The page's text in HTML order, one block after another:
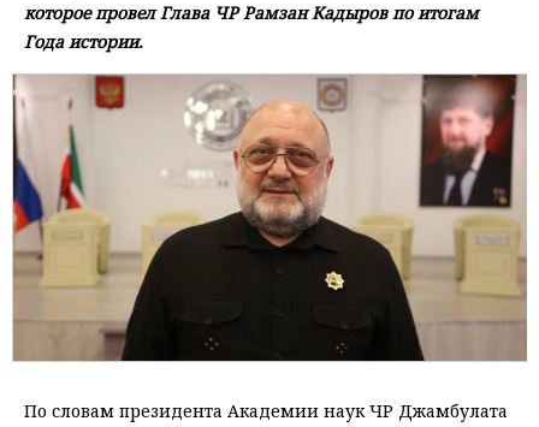
которое провел Глава ЧР Рамзан Кадыров по итогам
Года истории.
По словам президента Академии наук ЧР Джамбулата